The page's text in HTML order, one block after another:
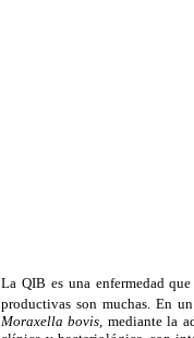
La QIB es una enfermedad
productivas son muchas. En
Moraxella bovis, mediante la